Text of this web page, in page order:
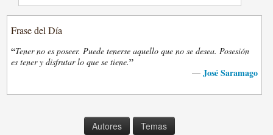
Frase del Día
“Tener no es poseer. Puede tenerse aquello que no se desea. Posesión
es tener y disfrutar lo que se tiene.”
— José Saramago
Autores Temas